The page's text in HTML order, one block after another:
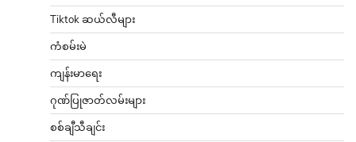
Tiktok ဆယ်လီများ
ကံစမ်းမဲ
ကျန်းမာရေး
ဂုဏ်ပြုဇာတ်လမ်းများ
စစ်ချီသီချင်း